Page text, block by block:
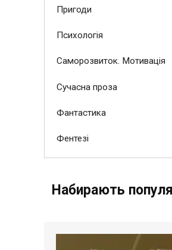
Пригоди
Психологія
Саморозвиток. Мотивація
Сучасна проза
Фантастика
Фентезі
Набирають